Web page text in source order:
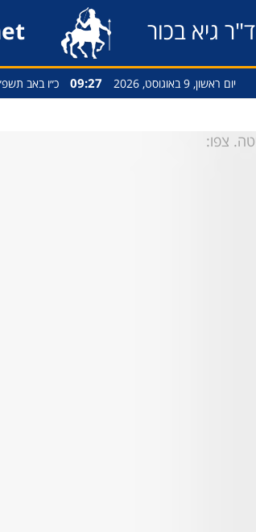
ד"ר גיא בכור
יום ראשון, 9 באוגוסט, 2026 09:27 כ״ו באב